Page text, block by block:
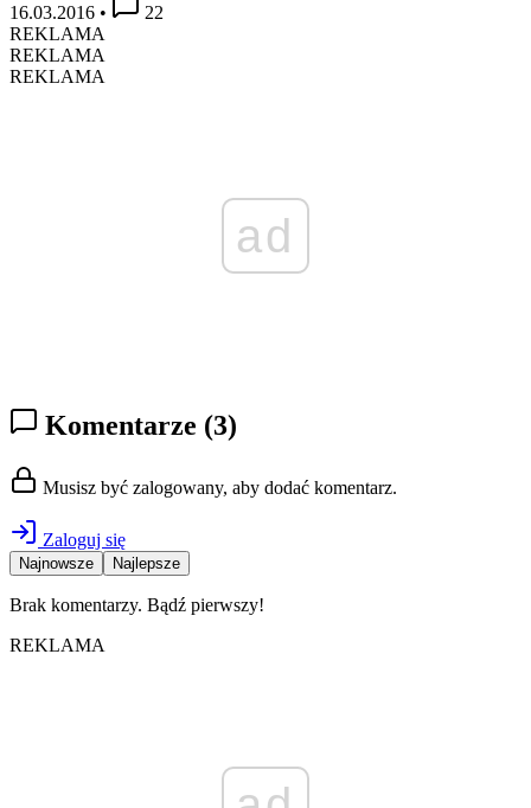
16.03.2016 •
22
REKLAMA
REKLAMA
REKLAMA
ad
Komentarze (3)
Musisz być zalogowany, aby dodać komentarz.
Zaloguj się
Najnowsze Najlepsze
Brak komentarzy. Bądź pierwszy!
REKLAMA